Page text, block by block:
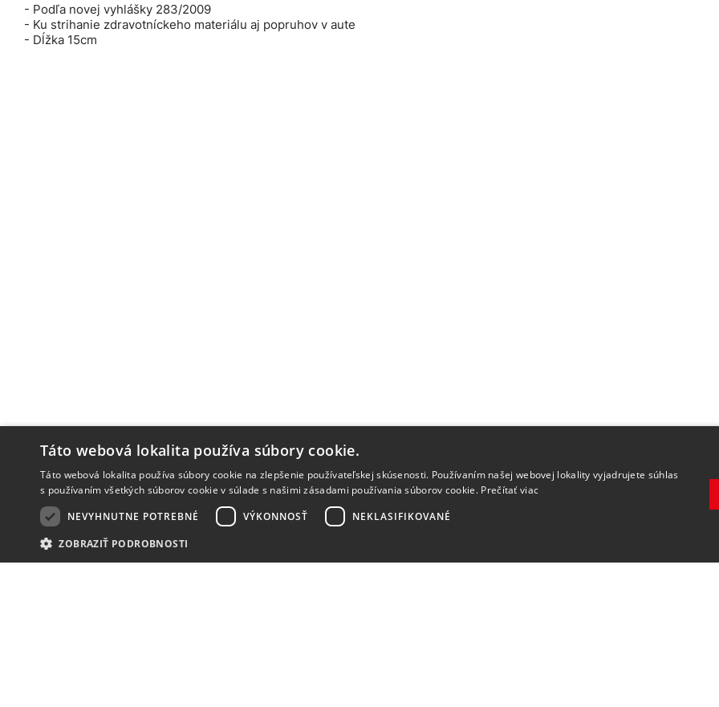
- Podľa novej vyhlášky 283/2009
- Ku strihanie zdravotníckeho materiálu aj popruhov v aute
- Dĺžka 15cm
Táto webová lokalita používa súbory cookie.
Táto webová lokalita používa súbory cookie na zlepšenie používateľskej skúsenosti. Používaním našej webovej lokality vyjadrujete súhlas
s používaním všetkých súborov cookie v súlade s našimi zásadami používania súborov cookie. Prečítať viac
NEVYHNUTNE POTREBNÉ
VÝKONNOSŤ NEKLASIFIKOVANÉ
ZOBRAZIŤ PODROBNOSTI